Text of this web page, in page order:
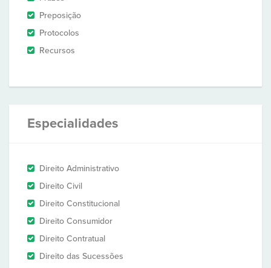
Preposição
Protocolos
Recursos
Especialidades
Direito Administrativo
Direito Civil
Direito Constitucional
Direito Consumidor
Direito Contratual
Direito das Sucessões